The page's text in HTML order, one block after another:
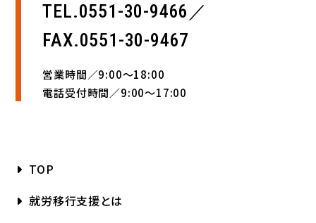
TEL.0551-30-9466／
FAX.0551-30-9467
営業時間／9:00〜18:00
電話受付時間／9:00〜17:00
TOP
就労移行支援とは